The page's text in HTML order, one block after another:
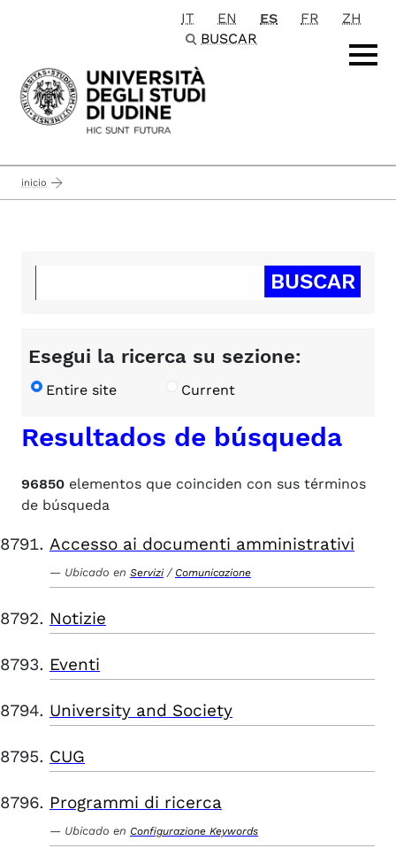
Passa al contenuto principale
IT EN ES FR
ZH
BUSCAR
inicio
Esegui la ricerca su sezione:
Entire site Current
Resultados de búsqueda
96850 elementos que coinciden con sus términos
de búsqueda
Accesso ai documenti amministrativi
Ubicado en Servizi / Comunicazione
Notizie
Eventi
University and Society
CUG
Programmi di ricerca
Ubicado en Configurazione Keywords